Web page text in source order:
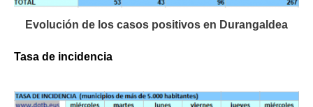
Evolución de los casos positivos en Durangaldea
Tasa de incidencia